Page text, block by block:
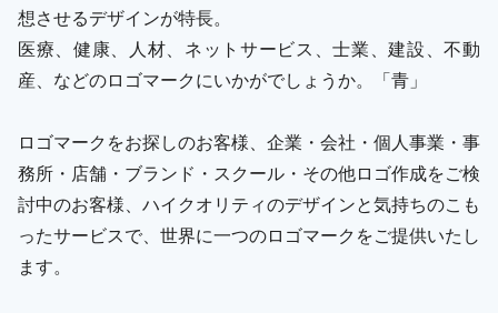
想させるデザインが特長。
医療、健康、人材、ネットサービス、士業、建設、不動
産、などのロゴマークにいかがでしょうか。「青」
ロゴマークをお探しのお客様、企業・会社・個人事業・事
務所・店舗・ブランド・スクール・その他ロゴ作成をご検
討中のお客様、ハイクオリティのデザインと気持ちのこも
ったサービスで、世界に一つのロゴマークをご提供いたし
ます。